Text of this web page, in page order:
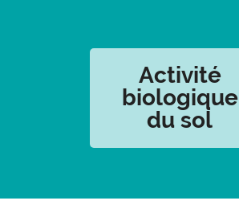
Activité
biologique
du sol